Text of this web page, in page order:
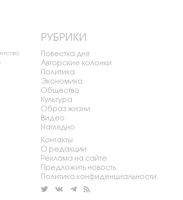
РУБРИКИ
Повестка дня
Авторские колонки
Политика
Экономика
Общество
Культура
Образ жизни
Видео
Наглядно
Контакты
О редакции
Реклама на сайте
Предложить новость
Политика конфиденциальности